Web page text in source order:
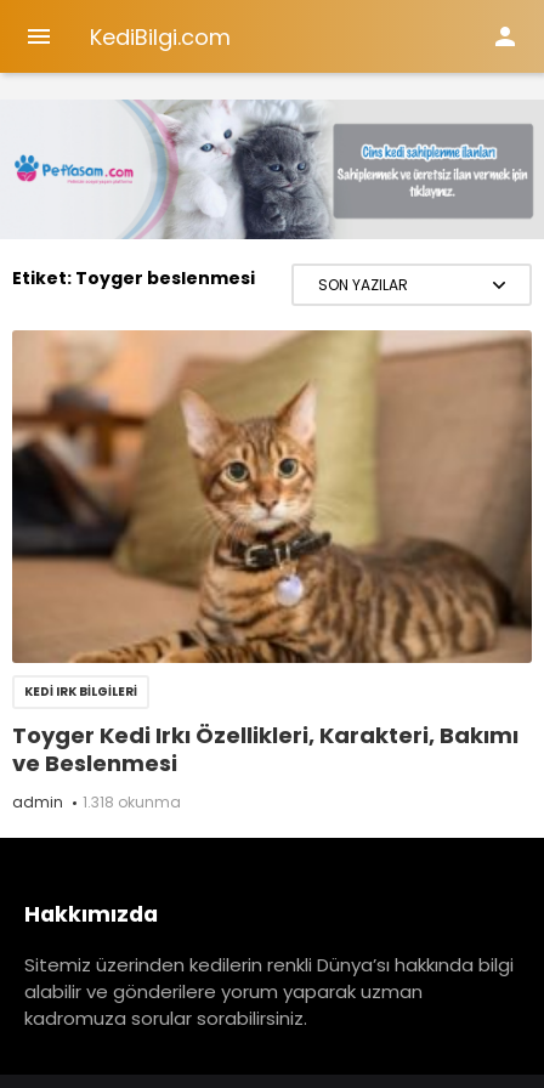
 KediBilgi.com 
Etiket: Toyger beslenmesi
KEDI IRK BILGILERI
Toyger Kedi Irkı Özellikleri, Karakteri, Bakımı
ve Beslenmesi
admin 1.318 okunma
Hakkımızda
Sitemiz üzerinden kedilerin renkli Dünya’sı hakkında bilgi
alabilir ve gönderilere yorum yaparak uzman
kadromuza sorular sorabilirsiniz.